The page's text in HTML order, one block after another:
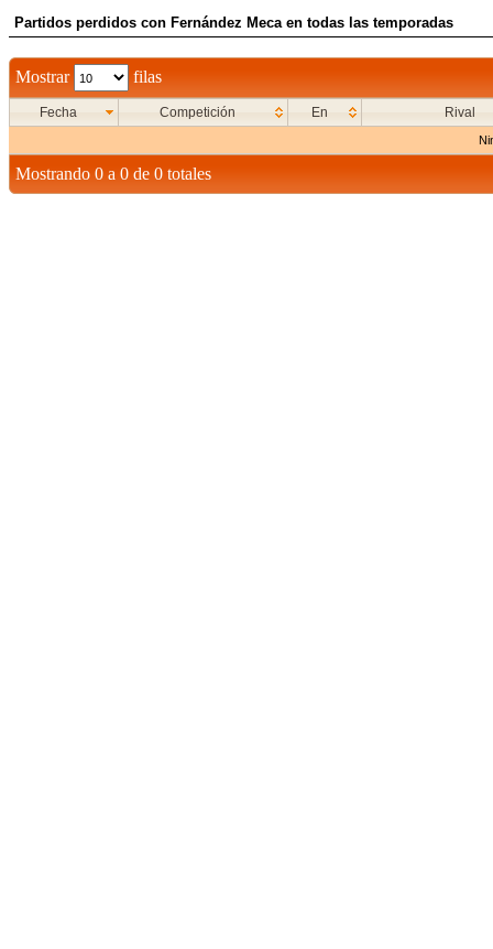
Partidos perdidos con Fernández Meca en todas las temporadas
Mostrar filas
Fecha Competición En Rival
Mostrando 0 a 0 de 0 totales